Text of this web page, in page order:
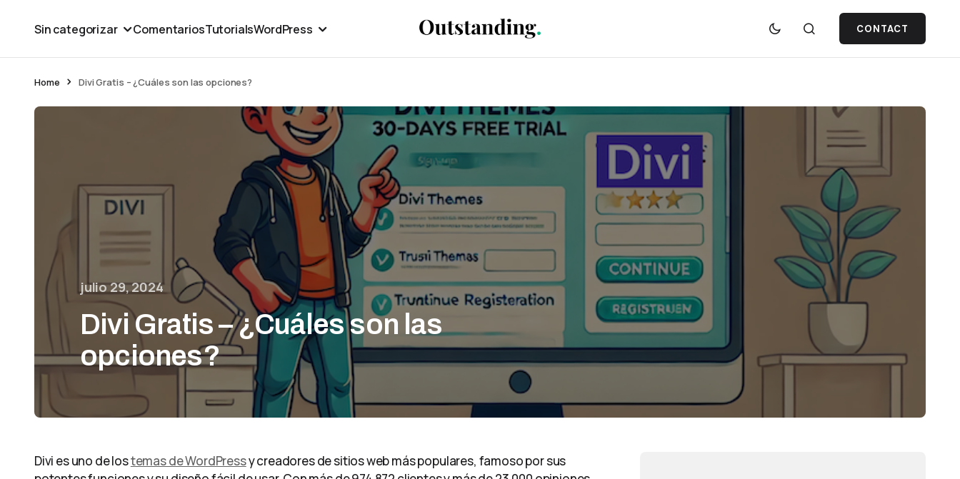
Sin categorizar ComentariosTutorialsWordPress CONTACT
Home Divi Gratis – ¿Cuáles son las opciones?
julio 29, 2024
Divi Gratis – ¿Cuáles son las
opciones?
Divi es uno de lostemas de WordPressy creadores de sitios web más populares, famoso por sus